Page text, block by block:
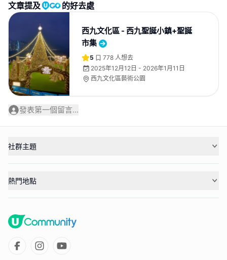
文章提及 的好去處
西九文化區 - 西九聖誕小鎮+聖誕
市集
5 778 人想去
2025年12月12日 - 2026年1月11日
西九文化區藝術公園
發表第一個留言...
社群主題
熱門地點